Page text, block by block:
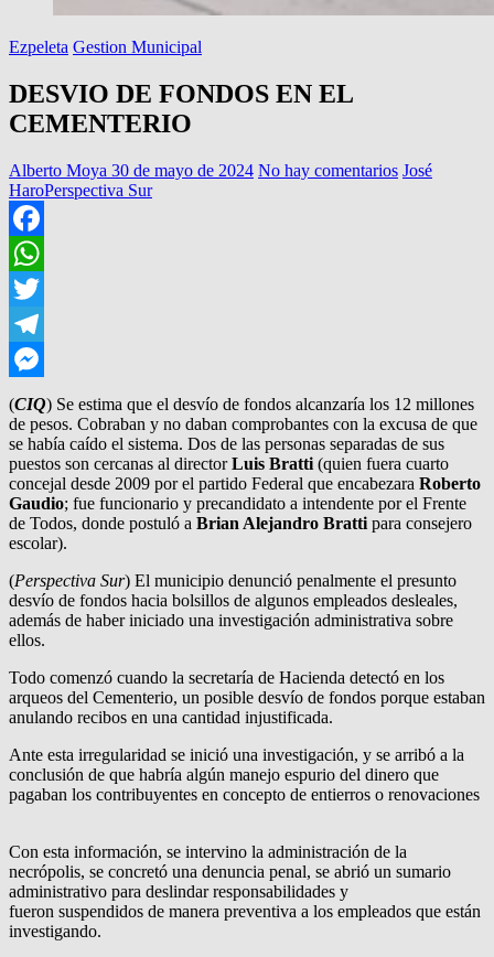
Ezpeleta Gestion Municipal
DESVIO DE FONDOS EN EL
CEMENTERIO
Alberto Moya 30 de mayo de 2024 No hay comentarios José
HaroPerspectiva Sur
Facebook
WhatsApp
Twitter
Telegram
Messenger
(CIQ) Se estima que el desvío de fondos alcanzaría los 12 millones
de pesos. Cobraban y no daban comprobantes con la excusa de que
se había caído el sistema. Dos de las personas separadas de sus
puestos son cercanas al directorLuis Bratti (quien fuera cuarto
concejal desde 2009 por el partido Federal que encabezara Roberto
Gaudio; fue funcionario y precandidato a intendente por el Frente
de Todos, donde postuló a Brian Alejandro Bratti para consejero
escolar).
(Perspectiva Sur) El municipio denunció penalmente el presunto
desvío de fondos hacia bolsillos de algunos empleados desleales,
además de haber iniciado una investigación administrativa sobre
ellos.
Todo comenzó cuando la secretaría de Hacienda detectó en los
arqueos del Cementerio, un posible desvío de fondos porque estaban
anulando recibos en una cantidad injustificada.
Ante esta irregularidad se inició una investigación, y se arribó a la
conclusión de que habría algún manejo espurio del dinero que
pagaban los contribuyentes en concepto de entierros o renovaciones
Con esta información, se intervino la administración de la
necrópolis, se concretó una denuncia penal, se abrió un sumario
administrativo para deslindar responsabilidades y
fueron suspendidos de manera preventiva a los empleados que están
investigando.